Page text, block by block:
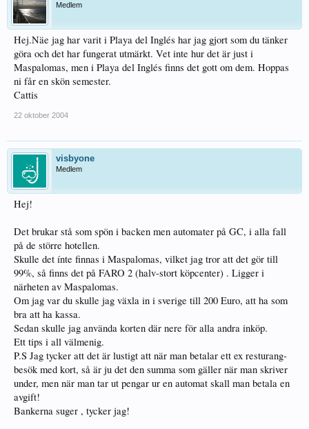
Medlem
Hej.Näe jag har varit i Playa del Inglés har jag gjort som du tänker
göra och det har fungerat utmärkt. Vet inte hur det är just i
Maspalomas, men i Playa del Inglés finns det gott om dem. Hoppas
ni får en skön semester.
Cattis
22 oktober 2004
visbyone
Medlem
Hej!
Det brukar stå som spön i backen men automater på GC, i alla fall
på de större hotellen.
Skulle det ínte finnas i Maspalomas, vilket jag tror att det gör till
99%, så finns det på FARO 2 (halv-stort köpcenter) . Ligger i
närheten av Maspalomas.
Om jag var du skulle jag växla in i sverige till 200 Euro, att ha som
bra att ha kassa.
Sedan skulle jag använda korten där nere för alla andra inköp.
Ett tips i all välmenig.
P.S Jag tycker att det är lustigt att när man betalar ett ex resturang-
besök med kort, så är ju det den summa som gäller när man skriver
under, men när man tar ut pengar ur en automat skall man betala en
avgift!
Bankerna suger , tycker jag!